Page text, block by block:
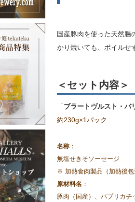
国産豚肉を使った天然腸
かり焼いても、ボイルせ
＜セット内容＞
「ブラートヴルスト・バ
約230g×1パック
名称：
無塩せきそソーセージ
※ 加熱食肉製品（加熱後包
原材料名 ：
豚肉（国産）、パプリカ